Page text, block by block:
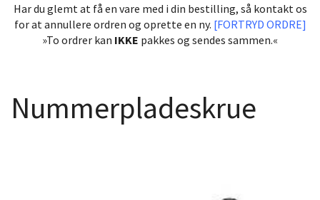
Har du glemt at få en vare med i din bestilling, så kontakt os
for at annullere ordren og oprette en ny. [FORTRYD ORDRE]
»To ordrer kan IKKE pakkes og sendes sammen.«
Nummerpladeskrue